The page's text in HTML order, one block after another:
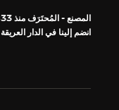
المصنع - المُحتَرَف منذ 1833
انضم إلينا في الدار